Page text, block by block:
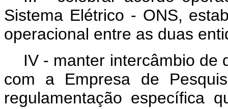
Sistema Elétrico - ONS,
operacional entre as duas
IV - manter intercâmbio de
com a Empresa de
regulamentação específica